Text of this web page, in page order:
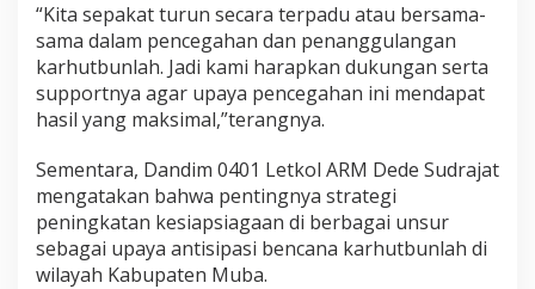
“Kita sepakat turun secara terpadu atau bersama-
sama dalam pencegahan dan penanggulangan
karhutbunlah. Jadi kami harapkan dukungan serta
supportnya agar upaya pencegahan ini mendapat
hasil yang maksimal,”terangnya.
Sementara, Dandim 0401 Letkol ARM Dede Sudrajat
mengatakan bahwa pentingnya strategi
peningkatan kesiapsiagaan di berbagai unsur
sebagai upaya antisipasi bencana karhutbunlah di
wilayah Kabupaten Muba.